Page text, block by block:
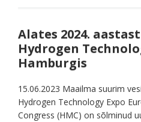
Alates 2024.
Hydrogen
Hamburgis
15.06.2023 Maailma suurim
Hydrogen Technology Expo
Congress (HMC) on sõlminud